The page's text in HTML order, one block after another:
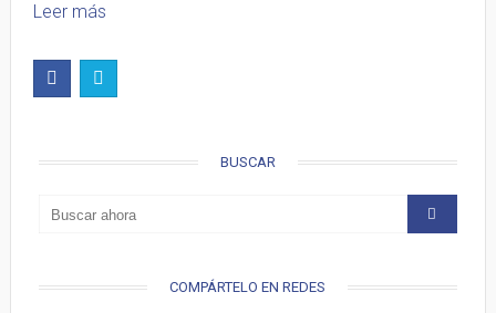
Leer más
BUSCAR
COMPÁRTELO EN REDES